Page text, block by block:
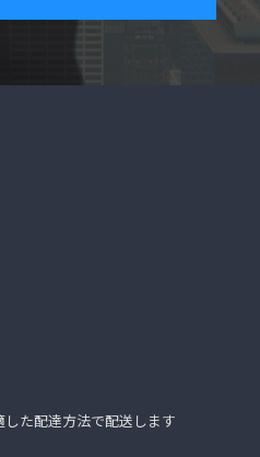
た配達方法で配送します